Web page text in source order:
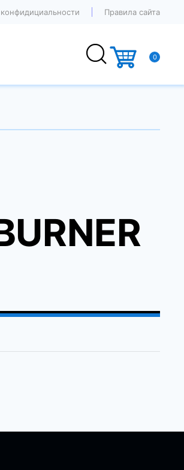
Правила сайта
0